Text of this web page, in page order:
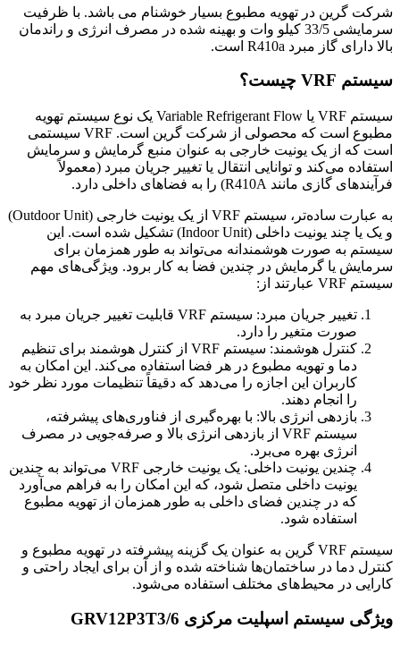
شرکت گرین در تهویه مطبوع بسیار خوشنام می باشد. با ظرفیت
سرمایشی 33/5 کیلو وات و بهینه شده در مصرف انرژی و راندمان
بالا دارای گاز مبرد R410a است.
سیستم VRF چیست؟
سیستم VRF یا Variable Refrigerant Flow یک نوع سیستم تهویه
مطبوع است که محصولی از شرکت گرین است. VRF سیستمی
است که از یک یونیت خارجی به عنوان منبع گرمایش و سرمایش
استفاده می‌کند و توانایی انتقال یا تغییر جریان مبرد (معمولاً
فرآیندهای گازی مانند R410A) را به فضاهای داخلی دارد.
به عبارت ساده‌تر، سیستم VRF از یک یونیت خارجی (Outdoor Unit)
و یک یا چند یونیت داخلی (Indoor Unit) تشکیل شده است. این
سیستم به صورت هوشمندانه می‌تواند به طور همزمان برای
سرمایش یا گرمایش در چندین فضا به کار برود. ویژگی‌های مهم
سیستم VRF عبارتند از:
تغییر جریان مبرد: سیستم VRF قابلیت تغییر جریان مبرد به
صورت متغیر را دارد.
کنترل هوشمند: سیستم VRF از کنترل‌ هوشمند برای تنظیم
دما و تهویه مطبوع در هر فضا استفاده می‌کند. این امکان به
کاربران این اجازه را می‌دهد که دقیقاً تنظیمات مورد نظر خود
را انجام دهند.
بازدهی انرژی بالا: با بهره‌گیری از فناوری‌های پیشرفته،
سیستم VRF از بازدهی انرژی بالا و صرفه‌جویی در مصرف
انرژی بهره می‌برد.
چندین یونیت داخلی: یک یونیت خارجی VRF می‌تواند به چندین
یونیت داخلی متصل شود، که این امکان را به فراهم می‌آورد
که در چندین فضای داخلی به طور همزمان از تهویه مطبوع
استفاده شود.
سیستم VRF گرین به عنوان یک گزینه پیشرفته در تهویه مطبوع و
کنترل دما در ساختمان‌ها شناخته شده و از آن برای ایجاد راحتی و
کارایی در محیط‌های مختلف استفاده می‌شود.
ویژگی سیستم اسپلیت مرکزی GRV12P3T3/6